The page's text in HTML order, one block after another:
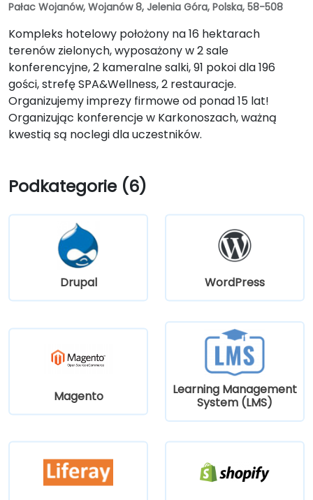
Pałac Wojanów, Wojanów 8, Jelenia Góra, Polska, 58-508
Kompleks hotelowy położony na 16 hektarach
terenów zielonych, wyposażony w 2 sale
konferencyjne, 2 kameralne salki, 91 pokoi dla 196
gości, strefę SPA&Wellness, 2 restauracje.
Organizujemy imprezy firmowe od ponad 15 lat!
Organizując konferencje w Karkonoszach, ważną
kwestią są noclegi dla uczestników.
Podkategorie (6)
Drupal WordPress
Magento
Learning Management
System (LMS)